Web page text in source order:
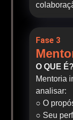
Fase 3
O QUE É?
Mentoria
analisar:
○ O
○ Seu